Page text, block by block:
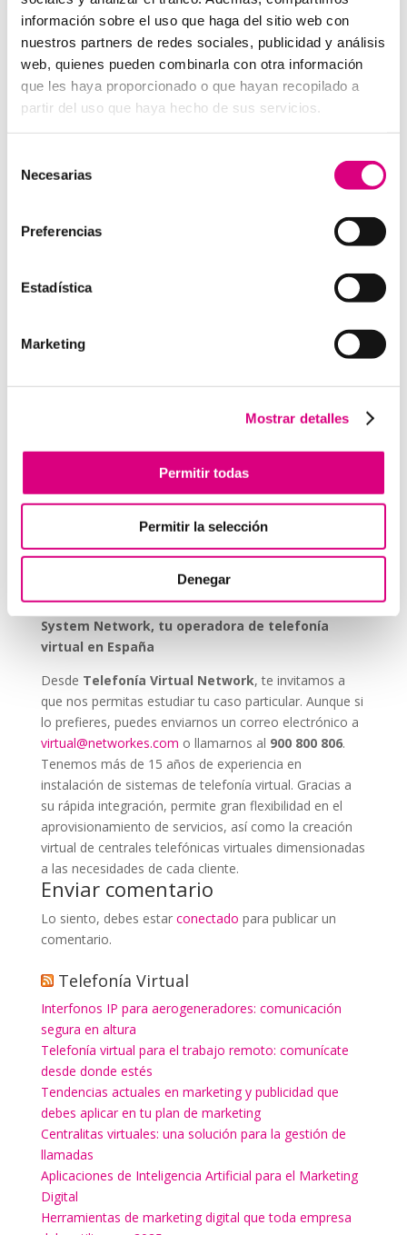
información sobre el uso que haga del sitio web con
nuestros partners de redes sociales, publicidad y análisis
web, quienes pueden combinarla con otra información
que les haya proporcionado o que hayan recopilado a
partir del uso que haya hecho de sus servicios.
Necesarias
Preferencias
Estadística
Marketing
Mostrar detalles
Permitir todas
Permitir la selección
Denegar
Audio en alta definición (HD).
Reducción activa de ruido.
Botones de emergencia o comunicación directa.
Posibilidad de conexión con fibra óptica o redes
simplificar el cableado.
Beneficios de implementar
interfonos IP en tus
Seguridad operativa:
permite actuar rápidamente
Mejora de la eficiencia:
facilita la coordinación en
inspección.
diseñados para durar en
Invertir en un buen sistema de intercomunicación es
tan importante como asegurar una buena red eléctrica.
interfonos IP para aerogeneradores
pieza clave en la gestión moderna de parques eólicos.
System Network, tu operadora de telefonía
virtual en España
Desde Telefonía Virtual Network, te invitamos a
que nos permitas estudiar tu caso particular. Aunque si
lo prefieres, puedes enviarnos un correo electrónico a
virtual@networkes.com o llamarnos al 900 800 806.
Tenemos más de 15 años de experiencia en
instalación de sistemas de telefonía virtual. Gracias a
su rápida integración, permite gran flexibilidad en el
aprovisionamiento de servicios, así como la creación
virtual de centrales telefónicas virtuales dimensionadas
a las necesidades de cada cliente.
Enviar comentario
Lo siento, debes estar conectado para publicar un
comentario.
Telefonía Virtual
Interfonos IP para aerogeneradores: comunicación
segura en altura
Telefonía virtual para el trabajo remoto: comunícate
desde donde estés
Tendencias actuales en marketing y publicidad que
debes aplicar en tu plan de marketing
Centralitas virtuales: una solución para la gestión de
llamadas
Aplicaciones de Inteligencia Artificial para el Marketing
Digital
Herramientas de marketing digital que toda empresa